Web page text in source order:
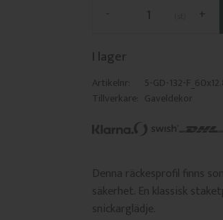
+
-
I lager
Artikelnr
5-GD-132-
Tillverkare Gaveldekor
Denna räckesprofil finns
säkerhet. En klassisk
snickarglädje.